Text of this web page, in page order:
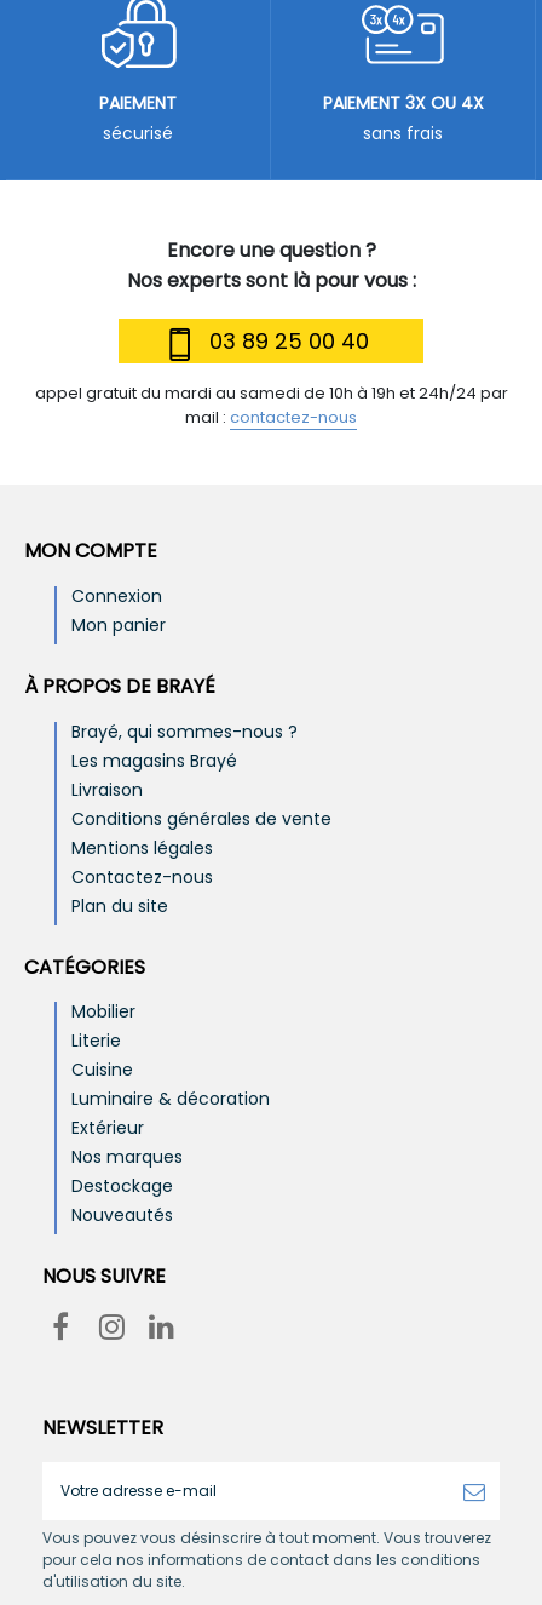
Encore une question ?
Nos experts sont là pour vous :
03 89 25 00 40
appel gratuit du mardi au samedi de 10h à 19h et 24h/24 par
mail : contactez-nous
PAIEMENT
sécurisé
PAIEMENT 3X OU 4X
sans frais
MON COMPTE
Connexion
Mon panier
À PROPOS DE BRAYÉ
Brayé, qui sommes-nous ?
Les magasins Brayé
Livraison
Conditions générales de vente
Mentions légales
Contactez-nous
Plan du site
CATÉGORIES
Mobilier
Literie
Cuisine
Luminaire & décoration
Extérieur
Nos marques
Destockage
Nouveautés
NOUS SUIVRE
NEWSLETTER
Vous pouvez vous désinscrire à tout moment. Vous trouverez
pour cela nos informations de contact dans les conditions
d'utilisation du site.